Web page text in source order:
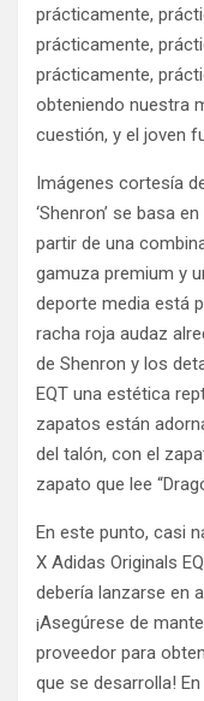
prácticamente,
prácticamente,
prácticamente,
obteniendo nuestra
cuestión, y el joven
Imágenes cortesía
‘Shenron’ se basa
partir de una
gamuza premium y
deporte media está
racha roja audaz
de Shenron y los
EQT una estética
zapatos están
del talón, con el
zapato que lee
En este punto, casi
X Adidas Originals
debería lanzarse en
¡Asegúrese de
proveedor para
que se desarrolla!